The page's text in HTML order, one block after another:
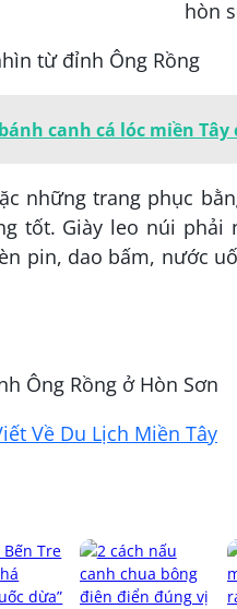
từ đỉnh Ông Rồng
canh cá lóc miền
những trang phục
tốt. Giày leo núi
pin, dao bấm, nước
Ông Rồng ở Hòn Sơn
Về Du Lịch Miền Tây